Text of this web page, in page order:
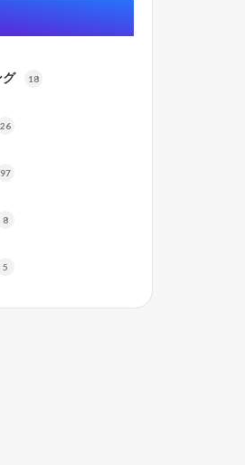
18
26
97
8
5